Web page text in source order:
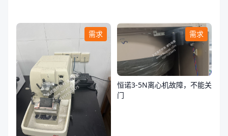
需求 需求
恒诺3-5N离心机故障，不能关
门